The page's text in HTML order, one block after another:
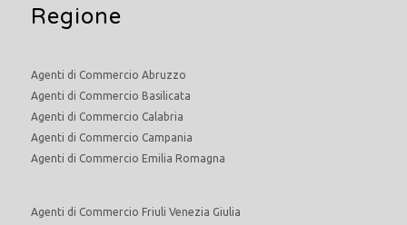
Regione
Agenti di Commercio Abruzzo
Agenti di Commercio Basilicata
Agenti di Commercio Calabria
Agenti di Commercio Campania
Agenti di Commercio Emilia Romagna
Agenti di Commercio Friuli Venezia Giulia